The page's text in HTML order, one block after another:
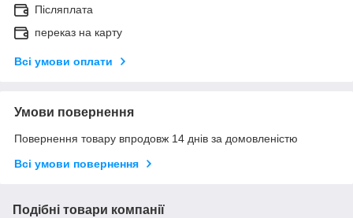
Післяплата
переказ на карту
Всі умови оплати
Умови повернення
Повернення товару впродовж 14 днів за домовленістю
Всі умови повернення
Подібні товари компанії